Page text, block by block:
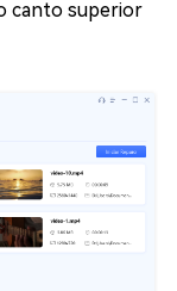
canto superior